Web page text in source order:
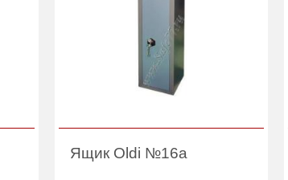
Ящик Oldi №16a